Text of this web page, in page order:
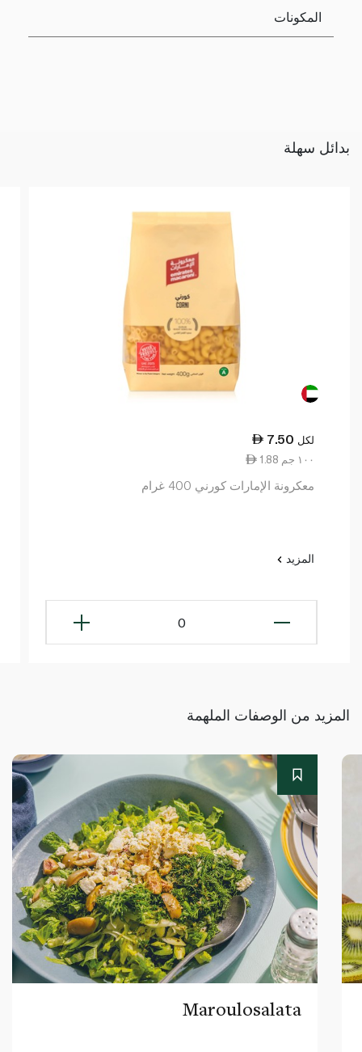
المكونات
بدائل سهلة
7.50 لكل
1.88 ١٠٠ جم
معكرونة الإمارات كورني 400 غرام
المزيد
0
المزيد من الوصفات الملهمة
Maroulosalata